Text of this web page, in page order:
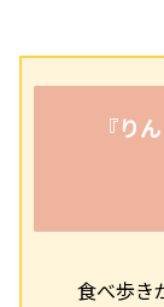
『り
食べ歩き